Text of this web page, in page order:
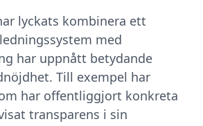
lyckats kombinera ett
med
har uppnått betydande
Till exempel har
har offentliggjort konkreta
transparens i sin